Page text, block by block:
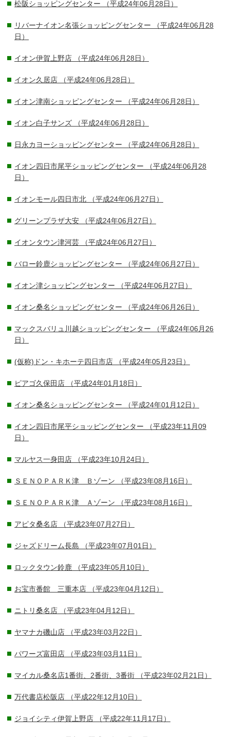
松阪ショッピングセンター （平成24年06月28日）
リバーナイオン名張ショッピングセンター （平成24年06月28
日）
イオン伊賀上野店 （平成24年06月28日）
イオン久居店 （平成24年06月28日）
イオン津南ショッピングセンター （平成24年06月28日）
イオン白子サンズ （平成24年06月28日）
日永カヨーショッピングセンター （平成24年06月28日）
イオン四日市尾平ショッピングセンター （平成24年06月28
日）
イオンモール四日市北 （平成24年06月27日）
グリーンプラザ大安 （平成24年06月27日）
イオンタウン津河芸 （平成24年06月27日）
バロー鈴鹿ショッピングセンター （平成24年06月27日）
イオン津ショッピングセンター （平成24年06月27日）
イオン桑名ショッピングセンター （平成24年06月26日）
マックスバリュ川越ショッピングセンター （平成24年06月26
日）
(仮称)ドン・キホーテ四日市店 （平成24年05月23日）
ピアゴ久保田店 （平成24年01月18日）
イオン桑名ショッピングセンター （平成24年01月12日）
イオン四日市尾平ショッピングセンター （平成23年11月09
日）
マルヤス一身田店 （平成23年10月24日）
ＳＥＮＯＰＡＲＫ津 Ｂゾーン （平成23年08月16日）
ＳＥＮＯＰＡＲＫ津 Ａゾーン （平成23年08月16日）
アピタ桑名店 （平成23年07月27日）
ジャズドリーム長島 （平成23年07月01日）
ロックタウン鈴鹿 （平成23年05月10日）
お宝市番館 三重本店 （平成23年04月12日）
ニトリ桑名店 （平成23年04月12日）
ヤマナカ磯山店 （平成23年03月22日）
パワーズ富田店 （平成23年03月11日）
マイカル桑名店1番街、2番街、3番街 （平成23年02月21日）
万代書店松阪店 （平成22年12月10日）
ジョイシティ伊賀上野店 （平成22年11月17日）